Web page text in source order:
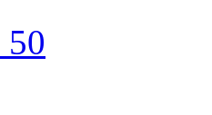
50